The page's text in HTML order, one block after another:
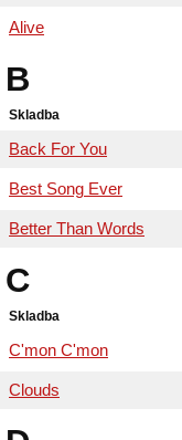
Alive
B
Skladba
Back For You
Best Song Ever
Better Than Words
C
Skladba
C'mon C'mon
Clouds